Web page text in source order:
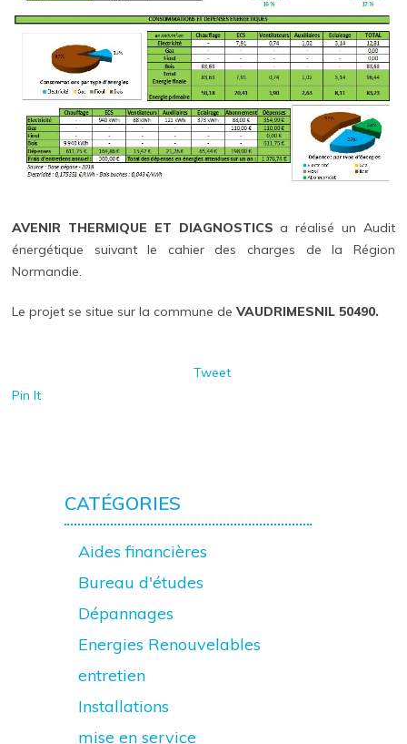
AVENIR THERMIQUE ET DIAGNOSTICS a réalisé un Audit
énergétique suivant le cahier des charges de la Région
Normandie.
Le projet se situe sur la commune deVAUDRIMESNIL 50490.
Tweet
Pin It
CATÉGORIES
Aides financières
Bureau d'études
Dépannages
Energies Renouvelables
entretien
Installations
mise en service